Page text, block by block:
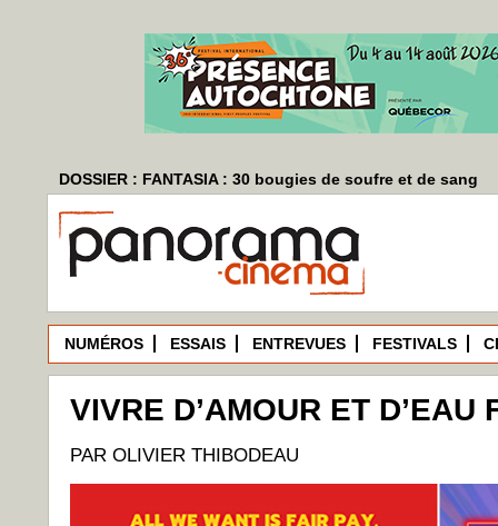
DOSSIER : FANTASIA : 30 bougies de soufre et de sang
NUMÉROS ESSAIS ENTREVUES FESTIVALS
VIVRE D’AMOUR ET D’EAU
PAR OLIVIER THIBODEAU